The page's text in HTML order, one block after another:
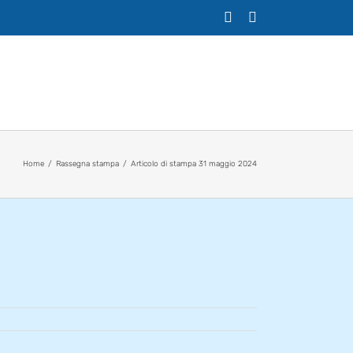
Home Rassegna stampa Articolo di stampa 31 maggio 2024